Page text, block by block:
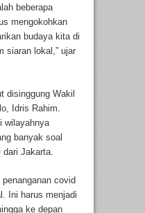
beberapa
mengokohkan
budaya kita di
siaran lokal,” ujar
disinggung Wakil
Idris Rahim.
wilayahnya
banyak soal
dari Jakarta.
covid
Ini harus menjadi
ke depan